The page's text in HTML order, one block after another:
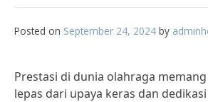
Posted on September 24, 2024 by
Prestasi di dunia olahraga
lepas dari upaya keras dan